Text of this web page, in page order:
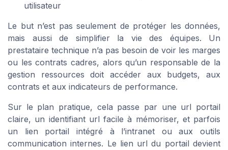
utilisateur
Le but n’est pas seulement de protéger les données,
mais aussi de simplifier la vie des équipes. Un
prestataire technique n’a pas besoin de voir les marges
ou les contrats cadres, alors qu’un responsable de la
gestion ressources doit accéder aux budgets, aux
contrats et aux indicateurs de performance.
Sur le plan pratique, cela passe par une url portail
claire, un identifiant url facile à mémoriser, et parfois
un lien portail intégré à l’intranet ou aux outils
communication internes. Le lien url du portail devient